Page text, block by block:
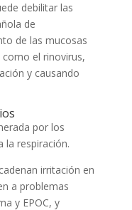
debilitar las
de
de las mucosas
el rinovirus,
y causando
por los
la respiración.
irritación en
a problemas
y EPOC, y